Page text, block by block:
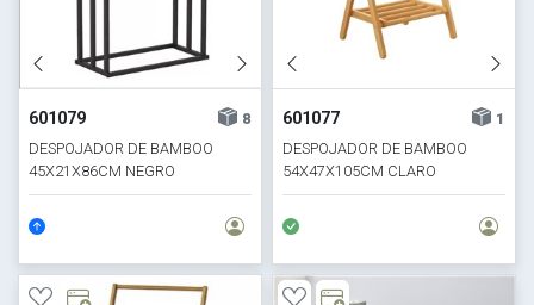
601079
8
DESPOJADOR DE BAMBOO
45X21X86CM NEGRO
601077
1
DESPOJADOR DE BAMBOO
54X47X105CM CLARO